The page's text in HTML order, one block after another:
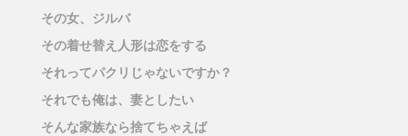
その女、ジルバ
その着せ替え人形は恋をする
それってパクリじゃないですか？
それでも俺は、妻としたい
そんな家族なら捨てちゃえば